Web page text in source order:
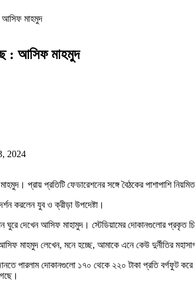
আসিফ মাহমুদ
: আসিফ মাহমুদ
2024
প্রায় প্রতিটি ফেডারেশনের সঙ্গে বৈঠকের পাশাপাশি নিয়মিত
করলেন যুব ও ক্রীড়া উপদেষ্টা।
দেখেন আসিফ মাহামুদ। স্টেডিয়ামের দোকানগুলোর প্রকৃত
মাহমুদ লেখেন, মনে হচ্ছে, আমাকে এনে কেউ দুর্নীতির
পারলাম দোকানগুলো ১৭০ থেকে ২২০ টাকা প্রতি বর্গফুট করে